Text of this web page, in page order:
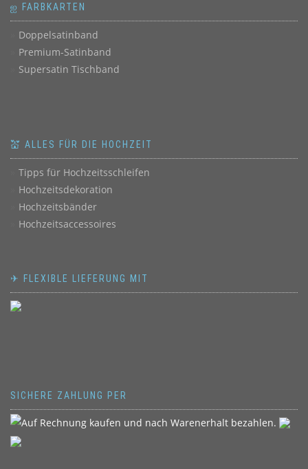
ஐ FARBKARTEN
Doppelsatinband
Premium-Satinband
Supersatin Tischband
💒 ALLES FÜR DIE HOCHZEIT
Tipps für Hochzeitsschleifen
Hochzeitsdekoration
Hochzeitsbänder
Hochzeitsaccessoires
✈ FLEXIBLE LIEFERUNG MIT
SICHERE ZAHLUNG PER